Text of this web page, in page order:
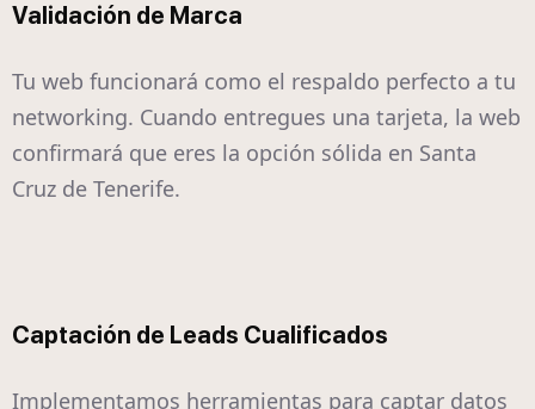
Validación de Marca
Tu web funcionará como el respaldo perfecto a tu
networking. Cuando entregues una tarjeta, la web
confirmará que eres la opción sólida en Santa
Cruz de Tenerife.
Captación de Leads Cualificados
Implementamos herramientas para captar datos